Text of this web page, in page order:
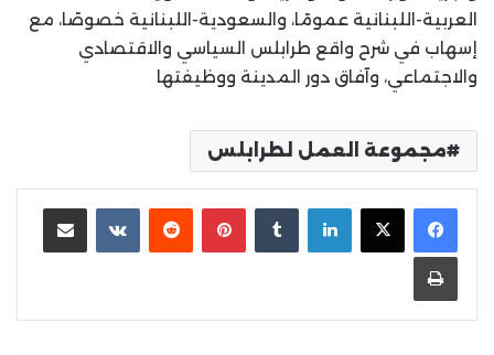
العربية-اللبنانية عمومًا، والسعودية-اللبنانية خصوصًا، مع
إسهاب في شرح واقع طرابلس السياسي والاقتصادي
والاجتماعي، وآفاق دور المدينة ووظيفتها
مجموعة العمل لطرابلس
لينكدإن بينتيريست مشاركة عبر البريد
طباعة